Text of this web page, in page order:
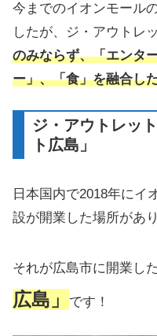
今までのイオンモール
したが、ジ・アウトレ
のみならず、「エンタ
ー」、「食」を融合し
ジ・アウトレッ
ト広島」
日本国内で2018年にイ
設が開業した場所があ
それが広島市に開業した
広島」
です！